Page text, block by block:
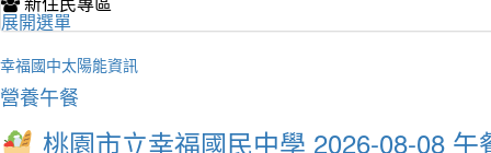
展開選單
幸福國中太陽能資訊
營養午餐
桃園市立幸福國民中學 2026-08-08 午